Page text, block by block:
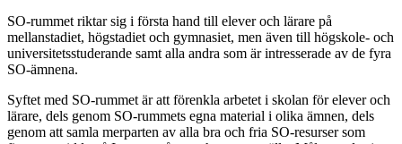
SO-rummet riktar sig i första hand till elever och lärare på
mellanstadiet, högstadiet och gymnasiet, men även till högskole- och
universitetsstuderande samt alla andra som är intresserade av de fyra
SO-ämnena.
Syftet med SO-rummet är att förenkla arbetet i skolan för elever och
lärare, dels genom SO-rummets egna material i olika ämnen, dels
genom att samla merparten av alla bra och fria SO-resurser som